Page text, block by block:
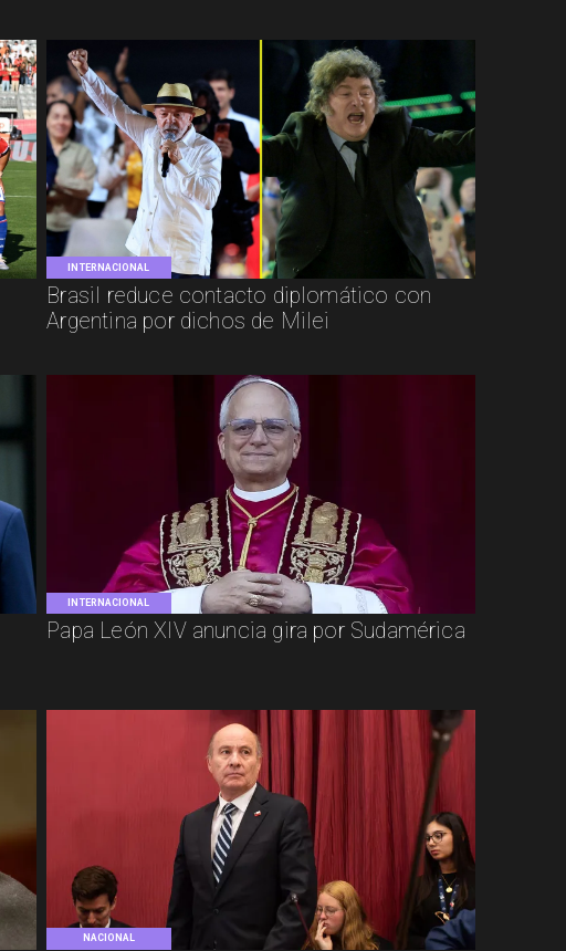
INTERNACIONAL
Brasil reduce contacto diplomático con
Argentina por dichos de Milei
INTERNACIONAL
Papa León XIV anuncia gira por Sudamérica
NACIONAL